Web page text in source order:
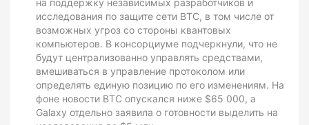
на поддержку независимых разработчиков и
исследования по защите сети BTC, в том числе от
возможных угроз со стороны квантовых
компьютеров. В консорциуме подчеркнули, что не
будут централизованно управлять средствами,
вмешиваться в управление протоколом или
определять единую позицию по его изменениям. На
фоне новости BTC опускался ниже $65 000, а
Galaxy отдельно заявила о готовности выделить на